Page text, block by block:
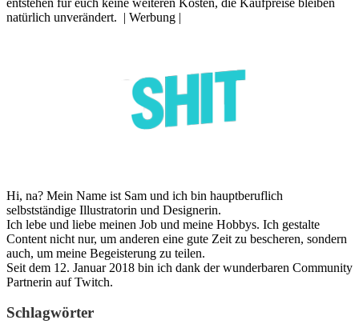
natürlich unverändert. | Werbung |
Hi, na? Mein Name ist Sam und ich bin hauptberuflich
selbstständige Illustratorin und Designerin.
Ich lebe und liebe meinen Job und meine Hobbys. Ich gestalte
Content nicht nur, um anderen eine gute Zeit zu bescheren, sondern
auch, um meine Begeisterung zu teilen.
Seit dem 12. Januar 2018 bin ich dank der wunderbaren Community
Partnerin auf Twitch.
Schlagwörter